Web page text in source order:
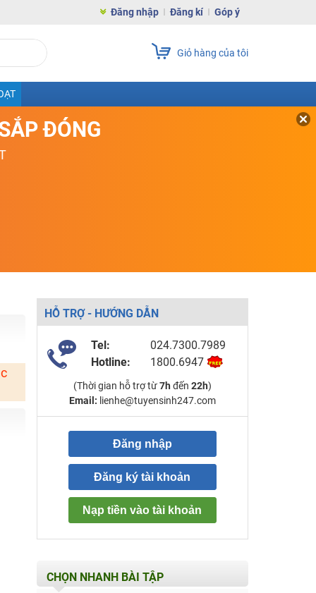
Đăng nhập Đăng kí Góp ý
Giỏ hàng của tôi
ĐÓNG
HỖ TRỢ - HƯỚNG DẪN
Tel:
024.7300.7989
Hotline:
1800.6947
(Thời gian hỗ trợ từ7h đến 22h)
Email: lienhe@tuyensinh247.com
Đăng nhập
Đăng ký tài khoản
Nạp tiền vào tài khoản
CHỌN NHANH BÀI TẬP